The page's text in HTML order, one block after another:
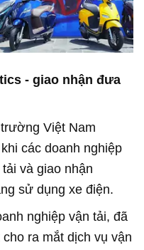
- giao nhận đưa
Việt Nam
các doanh nghiệp
và giao nhận
sử dụng xe điện.
nghiệp vận tải, đã
ra mắt dịch vụ vận